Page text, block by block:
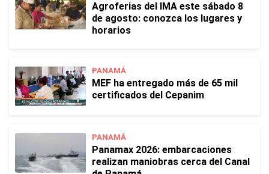
Agroferias del IMA este sábado 8
de agosto: conozca los lugares y
horarios
PANAMÁ
MEF ha entregado más de 65 mil
certificados del Cepanim
PANAMÁ
Panamax 2026: embarcaciones
realizan maniobras cerca del Canal